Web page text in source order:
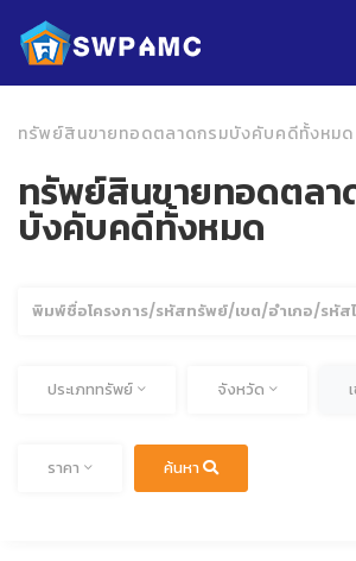
ทรัพย์สินขายทอดตลาดกรมบังคับคดีทั้งหมด
ทรัพย์สินขายทอดตลา
บังคับคดีทั้งหมด
ค้นหา
ทั้งหมด
ประเภททรัพย์ ทั้งหมด
จังหวัด ทั้ง
ทั้งหมด
ราคา ค้นหา